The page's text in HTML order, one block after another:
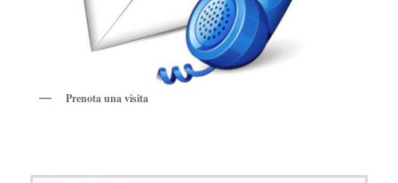
Prenota una visita